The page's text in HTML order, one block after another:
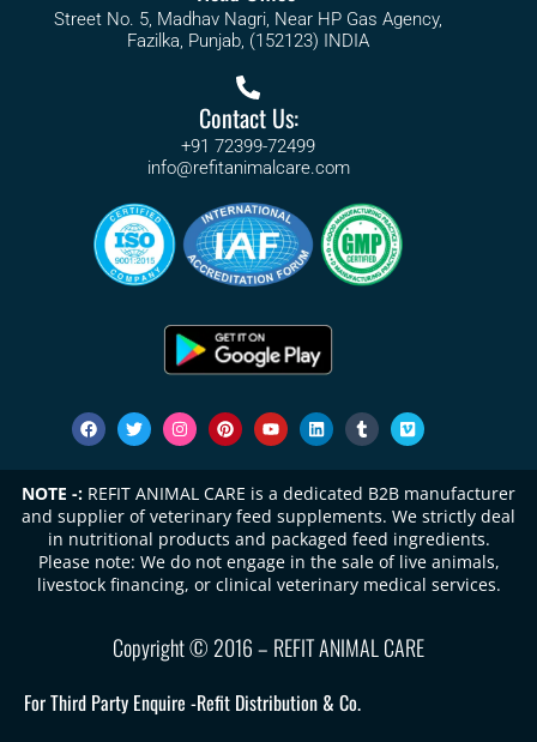
Street No. 5, Madhav Nagri, Near HP Gas Agency,
Fazilka, Punjab, (152123) INDIA
Contact Us:
+91 72399-72499
info@refitanimalcare.com
NOTE -: REFIT ANIMAL CARE is a dedicated B2B manufacturer
and supplier of veterinary feed supplements. We strictly deal
in nutritional products and packaged feed ingredients.
Please note: We do not engage in the sale of live animals,
livestock financing, or clinical veterinary medical services.
Copyright © 2016 – REFIT ANIMAL CARE
For Third Party Enquire -Refit Distribution & Co.